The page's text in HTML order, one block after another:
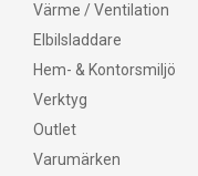
Värme / Ventilation
Elbilsladdare
Hem- & Kontorsmiljö
Verktyg
Outlet
Varumärken